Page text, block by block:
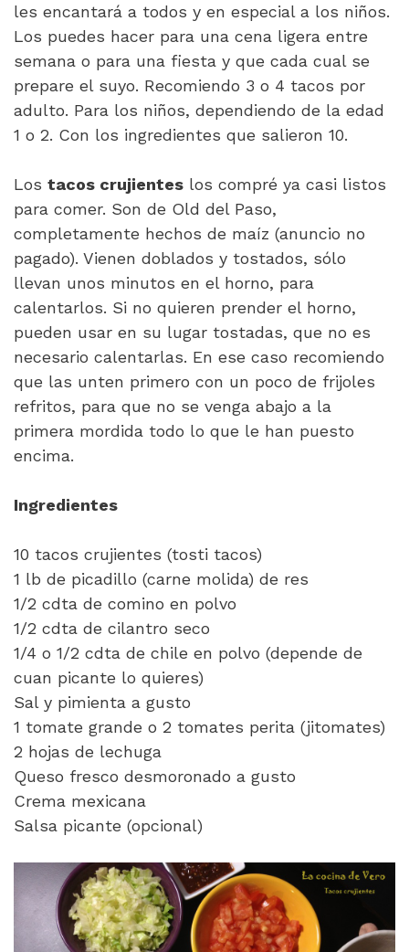
les encantará a todos y en especial a los niños.
Los puedes hacer para una cena ligera entre
semana o para una fiesta y que cada cual se
prepare el suyo. Recomiendo 3 o 4 tacos por
adulto. Para los niños, dependiendo de la edad
1 o 2. Con los ingredientes que salieron 10.
Los tacos crujientes los compré ya casi listos
para comer. Son de Old del Paso,
completamente hechos de maíz (anuncio no
pagado). Vienen doblados y tostados, sólo
llevan unos minutos en el horno, para
calentarlos. Si no quieren prender el horno,
pueden usar en su lugar tostadas, que no es
necesario calentarlas. En ese caso recomiendo
que las unten primero con un poco de frijoles
refritos, para que no se venga abajo a la
primera mordida todo lo que le han puesto
encima.
Ingredientes
10 tacos crujientes (tosti tacos)
1 lb de picadillo (carne molida) de res
1/2 cdta de comino en polvo
1/2 cdta de cilantro seco
1/4 o 1/2 cdta de chile en polvo (depende de
cuan picante lo quieres)
Sal y pimienta a gusto
1 tomate grande o 2 tomates perita (jitomates)
2 hojas de lechuga
Queso fresco desmoronado a gusto
Crema mexicana
Salsa picante (opcional)